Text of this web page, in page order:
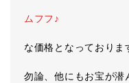
ムフフ♪
な価格となっておりま
勿論、他にもお宝が潜